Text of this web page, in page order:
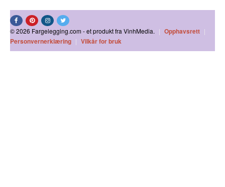
© 2026 Fargelegging.com - et produkt fra VinhMedia. | Opphavsrett |
Personvernerklæring | Vilkår for bruk